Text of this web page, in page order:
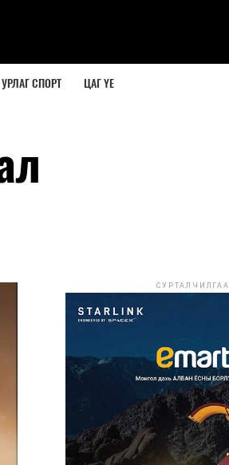
УРЛАГ СПОРТ ЦАГ ҮЕ
СУРТАЛЧИЛГАА